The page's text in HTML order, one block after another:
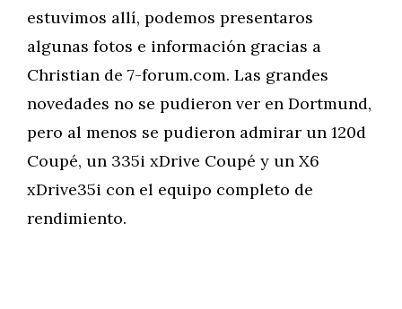
estuvimos allí, podemos presentaros
algunas fotos e información gracias a
Christian de 7-forum.com. Las grandes
novedades no se pudieron ver en Dortmund,
pero al menos se pudieron admirar un 120d
Coupé, un 335i xDrive Coupé y un X6
xDrive35i con el equipo completo de
rendimiento.